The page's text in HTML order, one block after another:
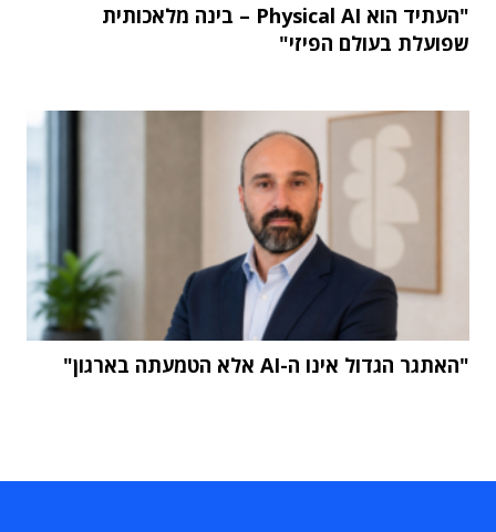
"העתיד הוא Physical AI – בינה מלאכותית
שפועלת בעולם הפיזי"
"האתגר הגדול אינו ה-AI אלא הטמעתה בארגון"